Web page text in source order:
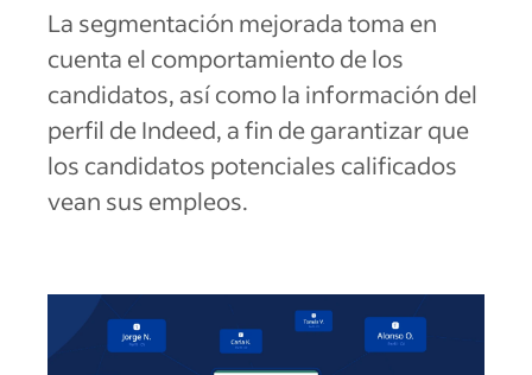
La segmentación mejorada toma en
cuenta el comportamiento de los
candidatos, así como la información del
perfil de Indeed, a fin de garantizar que
los candidatos potenciales calificados
vean sus empleos.